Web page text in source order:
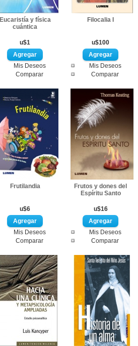
Eucaristía y física
cuántica
u$1
Mis Deseos
Comparar
Filocalia I
u$100
Mis Deseos
Comparar
Frutilandia
u$6
Mis Deseos
Comparar
Frutos y dones del
Espíritu Santo
u$16
Mis Deseos
Comparar